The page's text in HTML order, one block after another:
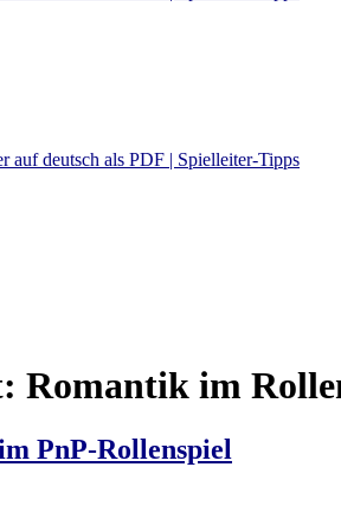
auf deutsch als PDF | Spielleiter-Tipps
Romantik im
PnP-Rollenspiel